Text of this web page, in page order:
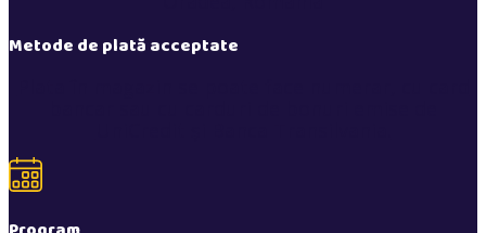
Metode de plată acceptate